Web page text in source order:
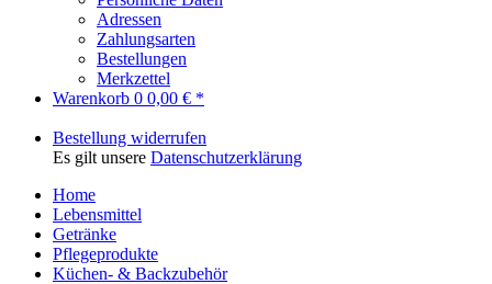
Adressen
Zahlungsarten
Bestellungen
Merkzettel
Warenkorb 0 0,00 € *
Bestellung widerrufen
Es gilt unsere Datenschutzerklärung
Home
Lebensmittel
Getränke
Pflegeprodukte
Küchen- & Backzubehör